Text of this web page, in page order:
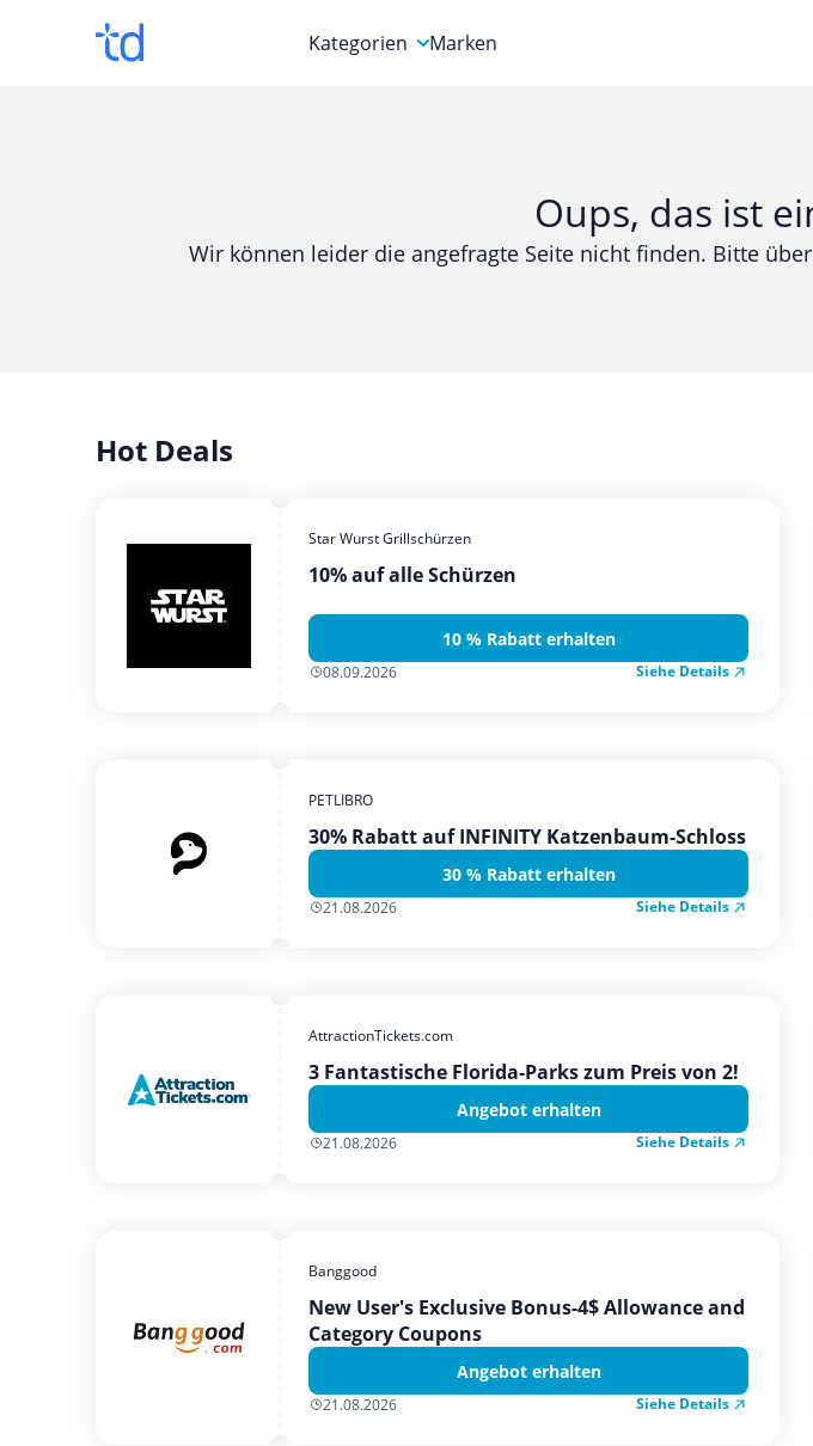
Kategorien
Computer & Elektronik
Gesundheit & Beauty
Mobilfunk & Internet
Marken
Oups, das ist
Wir können leider die angefragte Seite nicht finden. Bitte
Hot Deals
Star Wurst Grillschürzen
10% auf alle Schürzen
10 % Rabatt erhalten
08.09.2026 Siehe Details
PETLIBRO
30% Rabatt auf INFINITY Katzenbaum-Schloss
30 % Rabatt erhalten
21.08.2026 Siehe Details
AttractionTickets.com
3 Fantastische Florida-Parks zum Preis von 2!
Angebot erhalten
21.08.2026 Siehe Details
Banggood
New User's Exclusive Bonus-4$ Allowance and
Category Coupons
Angebot erhalten
21.08.2026 Siehe Details